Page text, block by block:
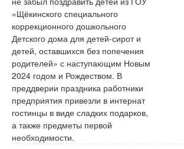
«Щёкинского специального
коррекционного дошкольного
Детского дома для детей-сирот и
детей, оставшихся без попечения
родителей» с наступающим Новым
2024 годом и Рождеством. В
преддверии праздника работники
предприятия привезли в интернат
гостинцы в виде сладких подарков,
а также предметы первой
необходимости.